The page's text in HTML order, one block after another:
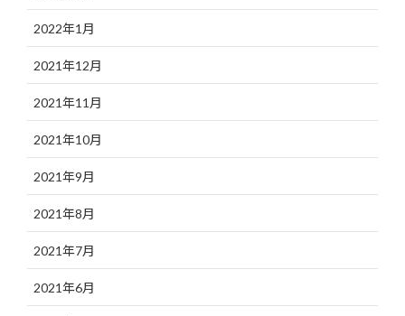
2022年1月
2021年12月
2021年11月
2021年10月
2021年9月
2021年8月
2021年7月
2021年6月